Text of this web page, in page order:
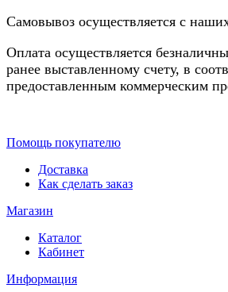
Самовывоз осуществляется с
Оплата осуществляется
ранее выставленному счету, в
предоставленным коммерческим
Помощь покупателю
Доставка
Как сделать заказ
Магазин
Каталог
Кабинет
Информация